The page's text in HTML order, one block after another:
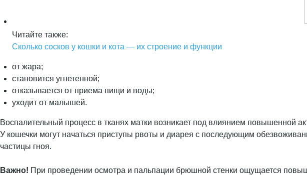
Читайте также:
Сколько сосков у кошки и кота — их строение и функции
от жара;
становится угнетенной;
отказывается от приема пищи и воды;
уходит от малышей.
Воспалительный процесс в тканях матки возникает под влиянием повышенной
У кошечки могут начаться приступы рвоты и диарея с последующим
частицы гноя.
Важно! При проведении осмотра и пальпации брюшной стенки ощущается